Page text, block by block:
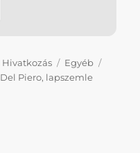
Forma
Hivatkozás Kategória
Egyéb
Del Piero, lapszemle